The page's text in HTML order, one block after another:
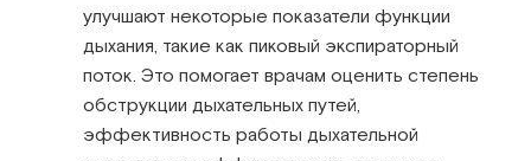
улучшают некоторые показатели функции
дыхания, такие как пиковый экспираторный
поток. Это помогает врачам оценить степень
обструкции дыхательных путей,
эффективность работы дыхательной